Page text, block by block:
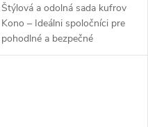
Štýlová a odolná sada kufrov
Kono – Ideálni spoločníci pre
pohodlné a bezpečné
cestovanie Sada troch kufrov